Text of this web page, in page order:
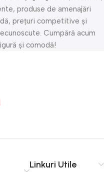
produse de amenajări
prețuri competitive și
Cumpără acum
și comodă!
Linkuri Utile